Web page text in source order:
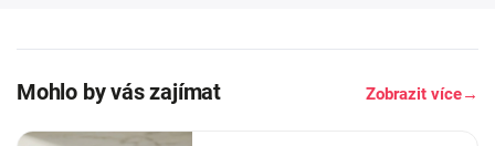
Mohlo by vás zajímat Zobrazit více→